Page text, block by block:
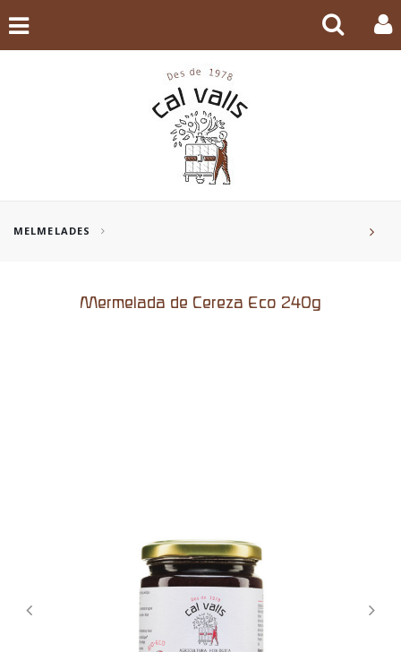
MELMELADES
Mermelada de Cereza Eco 240g